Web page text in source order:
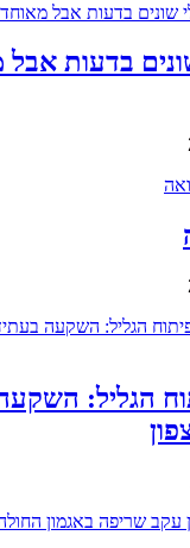
בדעות אבל
הגליל: